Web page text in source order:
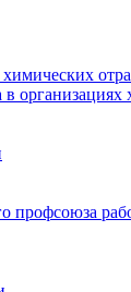
профсоюза